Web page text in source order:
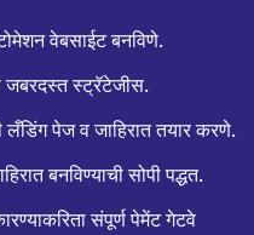
वेबसाईट बनविणे.
जबरदस्त स्ट्रॅटेजीस.
पेज व जाहिरात तयार करणे.
बनविण्याची सोपी पद्धत.
संपूर्ण पेमेंट गेटवे